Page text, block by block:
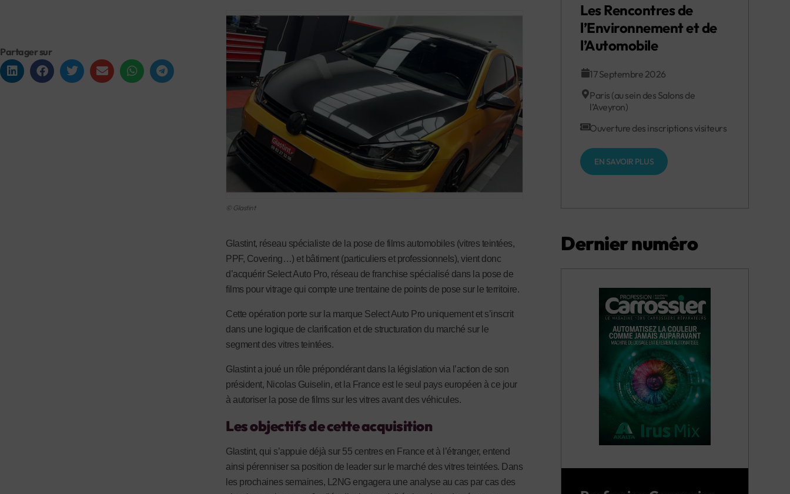
Partager sur
© Glastint
Glastint, réseau spécialiste de la pose de films automobiles (vitres teintées,
PPF, Covering…) et bâtiment (particuliers et professionnels), vient donc
d’acquérir Select Auto Pro, réseau de franchise spécialisé dans la pose de
films pour vitrage qui compte une trentaine de points de pose sur le territoire.
Cette opération porte sur la marque Select Auto Pro uniquement et s’inscrit
dans une logique de clarification et de structuration du marché sur le
segment des vitres teintées.
Glastint a joué un rôle prépondérant dans la législation via l’action de son
président, Nicolas Guiselin, et la France est le seul pays européen à ce jour
à autoriser la pose de films sur les vitres avant des véhicules.
Les objectifs de cette acquisition
Glastint, qui s’appuie déjà sur 55 centres en France et à l’étranger, entend
ainsi pérenniser sa position de leader sur le marché des vitres teintées. Dans
les prochaines semaines, L2NG engagera une analyse au cas par cas des
Les Rencontres de
l’Environnement et de
l’Automobile
17 Septembre 2026
Paris (au sein des Salons de
l’Aveyron)
Ouverture des inscriptions visiteurs
EN SAVOIR PLUS
Dernier numéro